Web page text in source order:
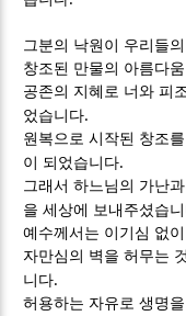
그분의 낙원이 우리들
창조된 만물의 아름다
공존의 지혜로 너와 피
었습니다.
원복으로 시작된 창조
이 되었습니다.
그래서 하느님의 가난
을 세상에 보내주셨습
예수께서는 이기심 없
자만심의 벽을 허무는
니다.
허용하는 자유로 생명